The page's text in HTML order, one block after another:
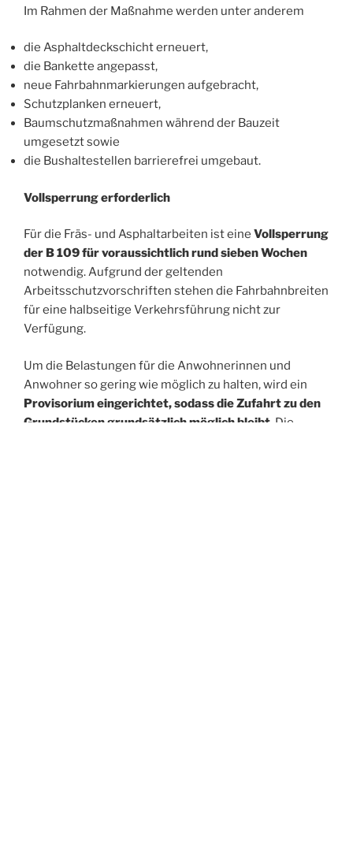
Im Rahmen der Maßnahme werden unter anderem
die Asphaltdeckschicht erneuert,
die Bankette angepasst,
neue Fahrbahnmarkierungen aufgebracht,
Schutzplanken erneuert,
Baumschutzmaßnahmen während der Bauzeit
umgesetzt sowie
die Bushaltestellen barrierefrei umgebaut.
Vollsperrung erforderlich
Für die Fräs- und Asphaltarbeiten ist eine Vollsperrung
der B 109 für voraussichtlich rund sieben Wochen
notwendig. Aufgrund der geltenden
Arbeitsschutzvorschriften stehen die Fahrbahnbreiten
für eine halbseitige Verkehrsführung nicht zur
Verfügung.
Um die Belastungen für die Anwohnerinnen und
Anwohner so gering wie möglich zu halten, wird ein
Provisorium eingerichtet, sodass die Zufahrt zu den
Grundstücken grundsätzlich möglich bleibt . Die